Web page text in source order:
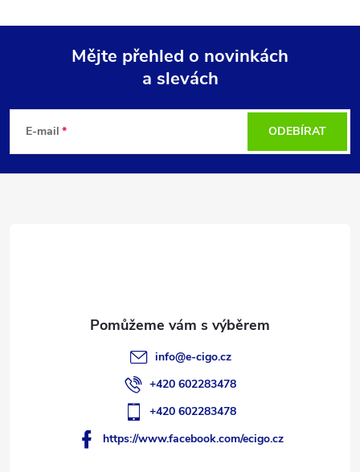
p
Mějte přehled o novinkách
a slevách
E-mail ODEBÍRAT
info@e-cigo.cz
+420 602283478
+420 602283478
https://www.facebook.com/ecigo.cz